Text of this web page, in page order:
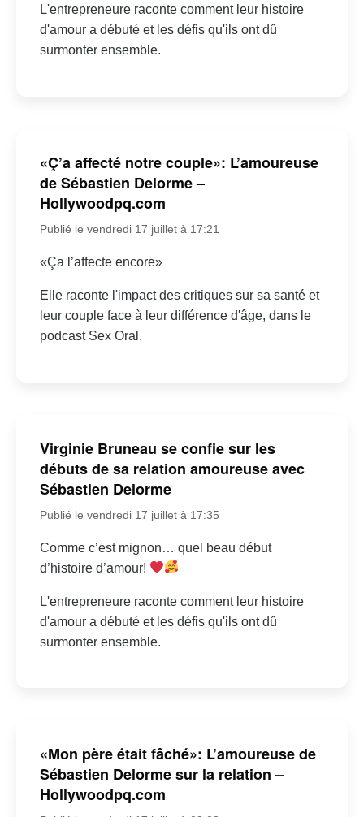
L'entrepreneure raconte comment leur histoire
d'amour a débuté et les défis qu'ils ont dû
surmonter ensemble.
«Ç’a affecté notre couple»: L’amoureuse
de Sébastien Delorme –
Hollywoodpq.com
Publié le vendredi 17 juillet à 17:21
«Ça l’affecte encore»
Elle raconte l'impact des critiques sur sa santé et
leur couple face à leur différence d'âge, dans le
podcast Sex Oral.
Virginie Bruneau se confie sur les
débuts de sa relation amoureuse avec
Sébastien Delorme
Publié le vendredi 17 juillet à 17:35
Comme c’est mignon… quel beau début
d’histoire d’amour!
L'entrepreneure raconte comment leur histoire
d'amour a débuté et les défis qu'ils ont dû
surmonter ensemble.
«Mon père était fâché»: L’amoureuse de
Sébastien Delorme sur la relation –
Hollywoodpq.com